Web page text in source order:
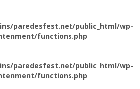
paredesfest.net/public_html/wp-
functions.php
paredesfest.net/public_html/wp-
functions.php